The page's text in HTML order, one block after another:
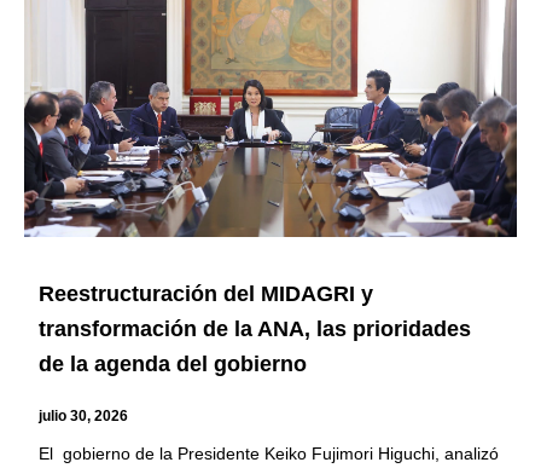
Reestructuración del MIDAGRI y
transformación de la ANA, las prioridades
de la agenda del gobierno
julio 30, 2026
El gobierno de la Presidente Keiko Fujimori Higuchi, analizó